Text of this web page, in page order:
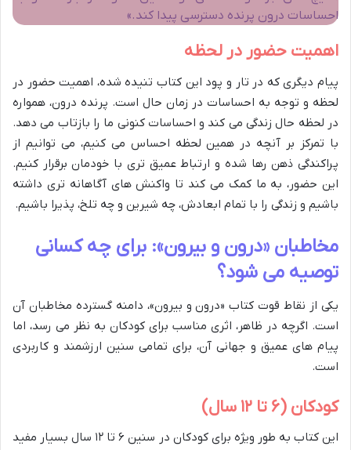
احساسات درون پرنده دسترسی پیدا کند.»
اهمیت حضور در لحظه
پیام دیگری که در تار و پود این کتاب تنیده شده، اهمیت حضور در
لحظه و توجه به احساسات در زمان حال است. پرنده درون، همواره
در لحظه حال زندگی می کند و احساسات کنونی ما را بازتاب می دهد.
با تمرکز بر آنچه در همین لحظه احساس می کنیم، می توانیم از
پراکندگی ذهن رها شده و ارتباط عمیق تری با خودمان برقرار کنیم.
این حضور، به ما کمک می کند تا واکنش های آگاهانه تری داشته
باشیم و زندگی را با تمام ابعادش، چه شیرین و چه تلخ، پذیرا باشیم.
مخاطبان «درون و بیرون»: برای چه کسانی
توصیه می شود؟
یکی از نقاط قوت کتاب «درون و بیرون»، دامنه گسترده مخاطبان آن
است. اگرچه در ظاهر، اثری مناسب برای کودکان به نظر می رسد، اما
پیام های عمیق و جهانی آن، برای تمامی سنین ارزشمند و کاربردی
است.
کودکان (۶ تا ۱۲ سال)
این کتاب به طور ویژه برای کودکان در سنین ۶ تا ۱۲ سال بسیار مفید